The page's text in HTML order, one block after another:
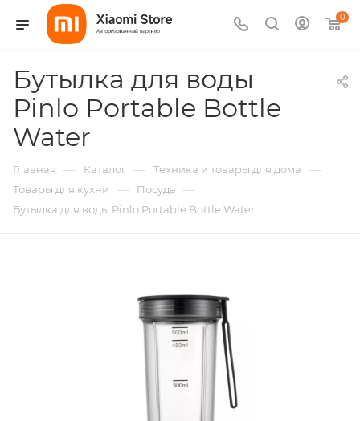
0
Бутылка для воды
Pinlo Portable Bottle
Water
Главная — Каталог — Техника и товары для дома —
Товары для кухни — Посуда —
Бутылка для воды Pinlo Portable Bottle Water